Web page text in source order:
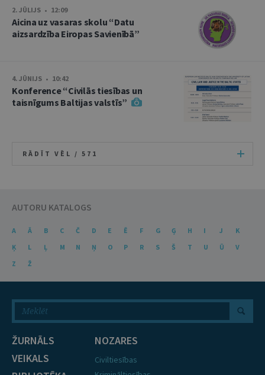
2. JŪLIJS • 12:09
Aicina uz vasaras skolu “Datu
aizsardzība Eiropas Savienībā”
4. JŪNIJS • 10:42
Konference “Civilās tiesības un
taisnīgums Baltijas valstīs”
RĀDĪT VĒL / 571
AUTORU KATALOGS
A Ā B C Č D E Ē F G Ģ H I J
K
Ķ
L Ļ M N Ņ O P R S Š T U Ū
V
Z
Ž
ŽURNĀLS
VEIKALS
NOZARES
Civiltiesības